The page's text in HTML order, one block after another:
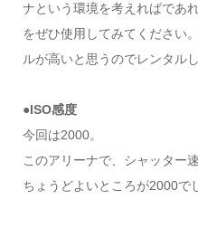
ナという環境を考えればであ
をぜひ使用してみてください
ルが高いと思うのでレンタル
●ISO感度
今回は2000。
このアリーナで、シャッター
ちょうどよいところが2000で